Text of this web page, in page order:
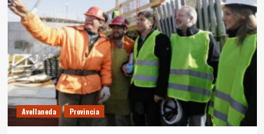
Avellaneda Provincia